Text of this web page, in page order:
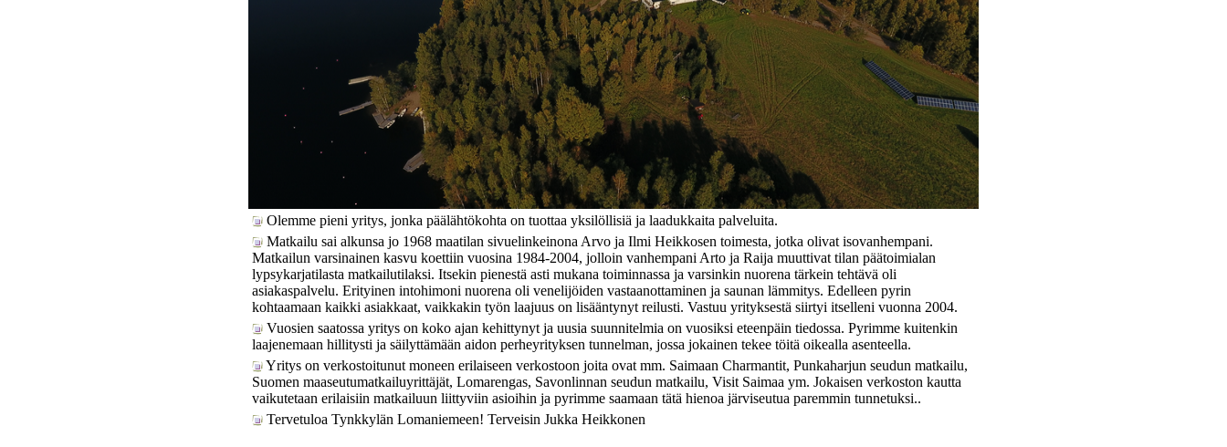
Olemme pieni yritys, jonka päälähtökohta on tuottaa yksilöllisiä ja laadukkaita palveluita.
Matkailu sai alkunsa jo 1968 maatilan sivuelinkeinona Arvo ja Ilmi Heikkosen toimesta, jotka olivat isovanhempani.
Matkailun varsinainen kasvu koettiin vuosina 1984-2004, jolloin vanhempani Arto ja Raija muuttivat tilan päätoimialan
lypsykarjatilasta matkailutilaksi. Itsekin pienestä asti mukana toiminnassa ja varsinkin nuorena tärkein tehtävä oli
asiakaspalvelu. Erityinen intohimoni nuorena oli venelijöiden vastaanottaminen ja saunan lämmitys. Edelleen pyrin
kohtaamaan kaikki asiakkaat, vaikkakin työn laajuus on lisääntynyt reilusti. Vastuu yrityksestä siirtyi itselleni vuonna 2004.
Vuosien saatossa yritys on koko ajan kehittynyt ja uusia suunnitelmia on vuosiksi eteenpäin tiedossa. Pyrimme kuitenkin
laajenemaan hillitysti ja säilyttämään aidon perheyrityksen tunnelman, jossa jokainen tekee töitä oikealla asenteella.
Yritys on verkostoitunut moneen erilaiseen verkostoon joita ovat mm. Saimaan Charmantit, Punkaharjun seudun matkailu,
Suomen maaseutumatkailuyrittäjät, Lomarengas, Savonlinnan seudun matkailu, Visit Saimaa ym. Jokaisen verkoston kautta
vaikutetaan erilaisiin matkailuun liittyviin asioihin ja pyrimme saamaan tätä hienoa järviseutua paremmin tunnetuksi..
Tervetuloa Tynkkylän Lomaniemeen! Terveisin Jukka Heikkonen